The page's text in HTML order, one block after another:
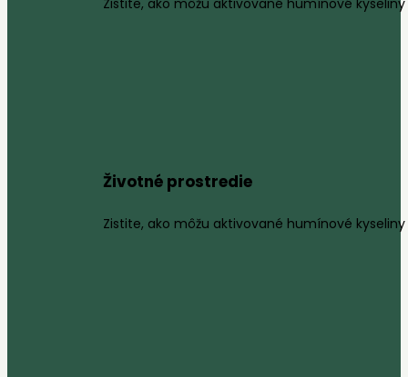
Zistite, ako môžu aktivované humínové
Životné prostredie
Zistite, ako môžu aktivované humínové